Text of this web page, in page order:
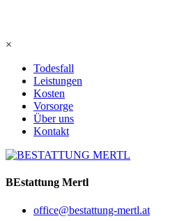
×
Todesfall
Leistungen
Kosten
Vorsorge
Über uns
Kontakt
BEstattung Mertl
office@bestattung-mertl.at